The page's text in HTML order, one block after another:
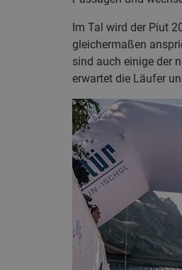
Im Tal wird der Piut
gleichermaßen
sind auch einige der
erwartet die Läufer